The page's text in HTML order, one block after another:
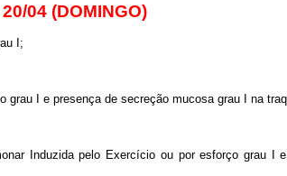
04 (DOMINGO)
I;
grau I e presença de secreção mucosa grau I na
Induzida pelo Exercício ou por esforço grau I